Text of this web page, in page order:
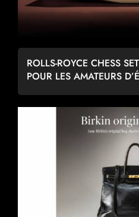
ROLLS-ROYCE CHESS
POUR LES AMATEURS